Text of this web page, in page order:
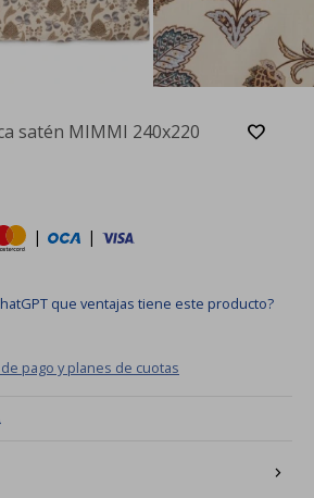
satén MIMMI 240x220
| |
que ventajas tiene este producto?
pago y planes de cuotas